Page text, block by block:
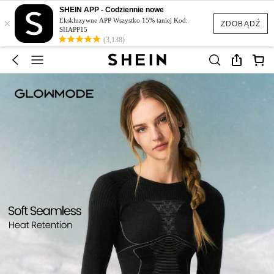
ZDOBĄDŹ
×
SHEIN APP - Codziennie nowe
Ekskluzywne APP Wszystko 15% taniej Kod:
SHAPP15
(3,138)